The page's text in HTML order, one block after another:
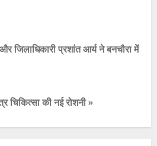
जिलाधिकारी प्रशांत आर्य ने बनचौरा में
चिकित्सा की नई रोशनी »